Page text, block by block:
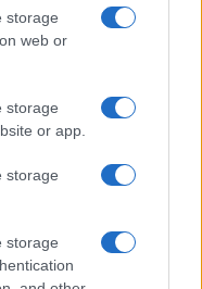
storage
web or
storage
or app.
storage
storage